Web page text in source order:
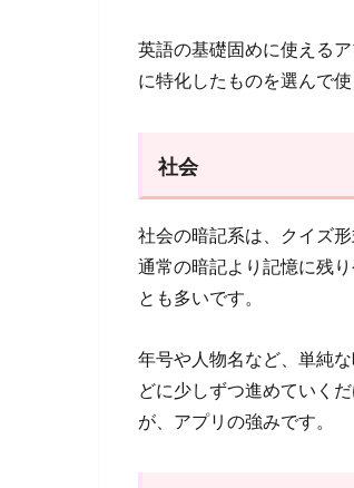
英語の基礎固めに使える
に特化したものを選んで使
社会
社会の暗記系は、クイズ
通常の暗記より記憶に残
とも多いです。
年号や人物名など、単純
どに少しずつ進めていく
が、アプリの強みです。